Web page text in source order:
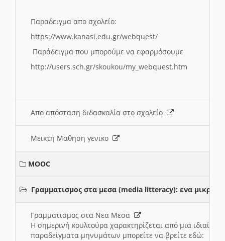
Παραδειγμα απο σχολείο:
https://www.kanasi.edu.gr/webquest/
Παράδειγμα που μπορούμε να εφαρμόσουμε
http://users.sch.gr/skoukou/my_webquest.htm
Απο απόσταση διδασκαλία στο σχολείο
Μεικτη Μαθηση γενικο
MOOC
Γραμματισμος στα μεσα (media litteracy): ενα μικρο
Γραμματισμος στα Νεα Μεσα
Η σημερινή κουλτούρα χαρακτηρίζεται από μια
παραδείγματα μηνυμάτων μπορείτε να βρείτε εδώ: